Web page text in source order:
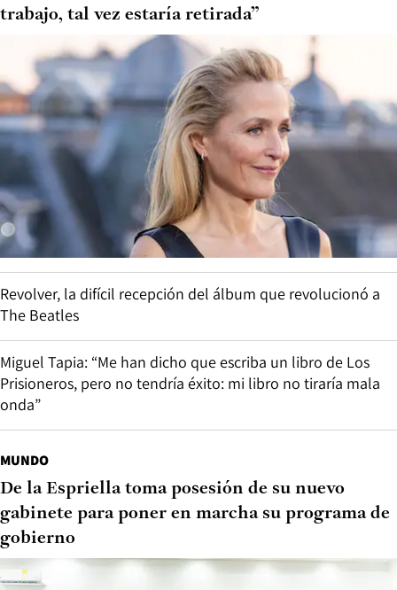
trabajo, tal vez estaría retirada”
Revolver, la difícil recepción del álbum que revolucionó a
The Beatles
Miguel Tapia: “Me han dicho que escriba un libro de Los
Prisioneros, pero no tendría éxito: mi libro no tiraría mala
onda”
MUNDO
De la Espriella toma posesión de su nuevo
gabinete para poner en marcha su programa de
gobierno